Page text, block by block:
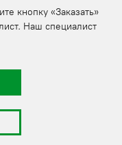
кнопку «Заказать»
Наш специалист